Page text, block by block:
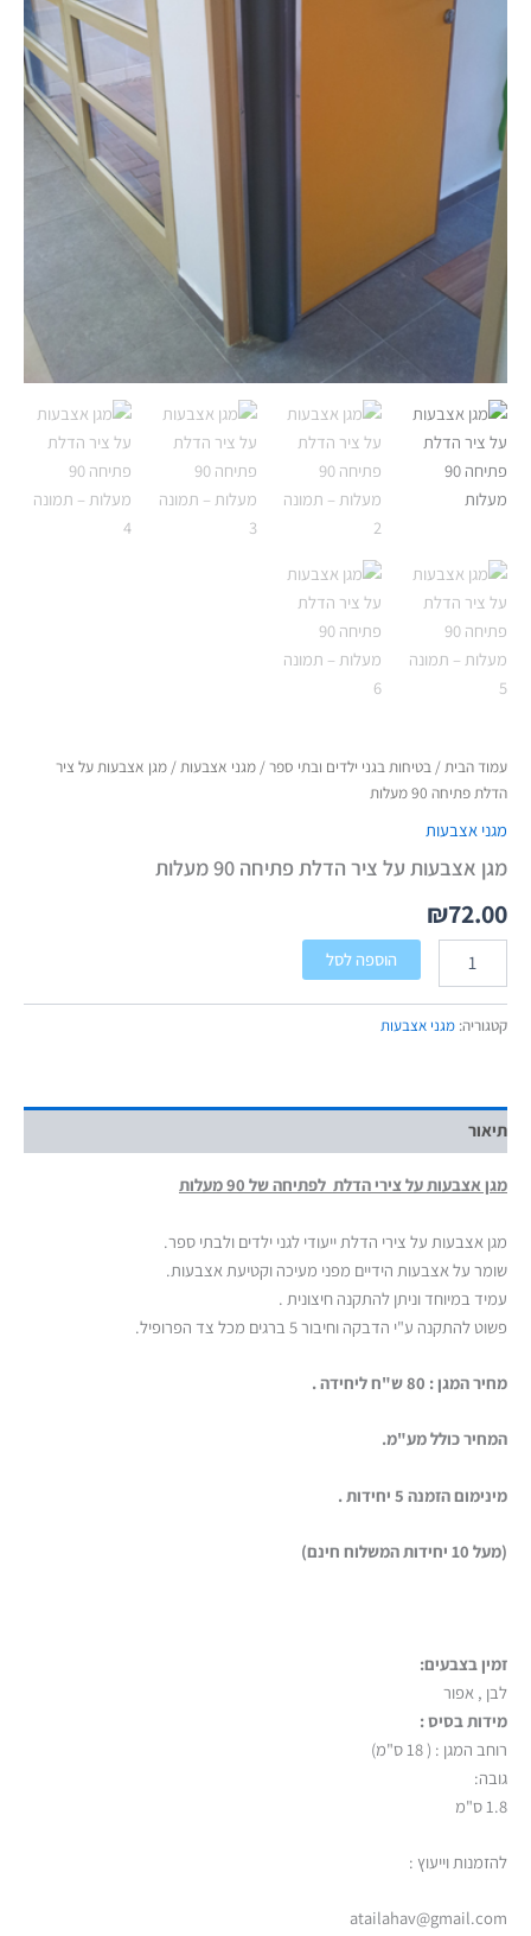
עמוד הבית/ בטיחות בגני ילדים ובתי ספר/ מגני אצבעות/ מגן אצבעות על ציר
הדלת פתיחה 90 מעלות
מגני אצבעות
מגן אצבעות על ציר הדלת פתיחה 90 מעלות
₪72.00
הוספה לסל
קטגוריה: מגני אצבעות
תיאור
מגן אצבעות על צירי הדלת לפתיחה של 90 מעלות
מגן אצבעות על צירי הדלת ייעודי לגני ילדים ולבתי ספר.
שומר על אצבעות הידיים מפני מעיכה וקטיעת אצבעות.
עמיד במיוחד וניתן להתקנה חיצונית .
פשוט להתקנה ע"י הדבקה וחיבור 5 ברגים מכל צד הפרופיל.
מחיר המגן : 80 ש"ח ליחידה .
המחיר כולל מע"מ.
מינימום הזמנה 5 יחידות .
(מעל 10 יחידות המשלוח חינם)
זמין בצבעים:
לבן , אפור
מידות בסיס :
רוחב המגן : ( 18 ס"מ)
גובה:
1.8 ס"מ
להזמנות וייעוץ :
atailahav@gmail.com